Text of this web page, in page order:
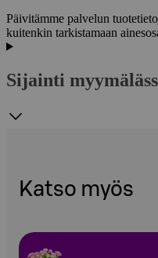
Päivitämme palvelun
kuitenkin tarkistamaan
Sijainti
Katso myös